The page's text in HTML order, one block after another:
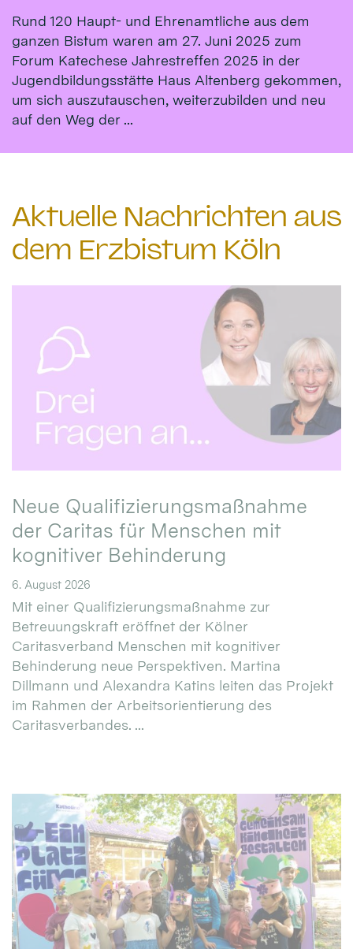
Rund 120 Haupt- und Ehrenamtliche aus dem
ganzen Bistum waren am 27. Juni 2025 zum
Forum Katechese Jahrestreffen 2025 in der
Jugendbildungsstätte Haus Altenberg gekommen,
um sich auszutauschen, weiterzubilden und neu
auf den Weg der ...
Aktuelle Nachrichten aus
dem Erzbistum Köln
Neue Qualifizierungsmaßnahme
der Caritas für Menschen mit
kognitiver Behinderung
6. August 2026
Mit einer Qualifizierungsmaßnahme zur
Betreuungskraft eröffnet der Kölner
Caritasverband Menschen mit kognitiver
Behinderung neue Perspektiven. Martina
Dillmann und Alexandra Katins leiten das Projekt
im Rahmen der Arbeitsorientierung des
Caritasverbandes. ...